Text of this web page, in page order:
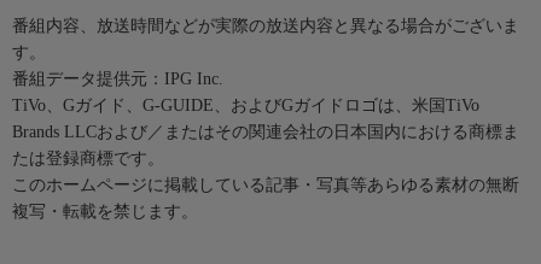
番組内容、放送時間などが実際の放送内容と異なる場合がございま
す。
番組データ提供元：IPG Inc.
TiVo、Gガイド、G-GUIDE、およびGガイドロゴは、米国TiVo
Brands LLCおよび／またはその関連会社の日本国内における商標ま
たは登録商標です。
このホームページに掲載している記事・写真等あらゆる素材の無断
複写・転載を禁じます。